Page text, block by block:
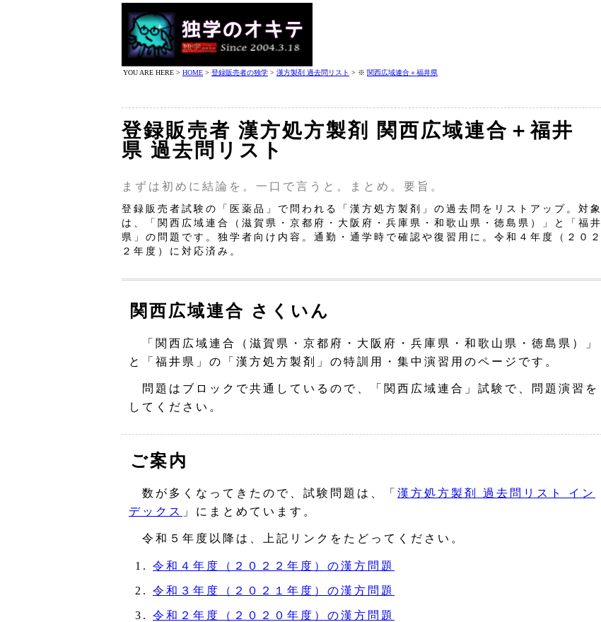
YOU ARE HERE > HOME > 登録販売者の独学 > 漢方製剤 過去問リスト > ※ 関西広域連合＋福井県
登録販売者 漢方処方製剤 関西広域連合＋福井
県 過去問リスト
まずは初めに結論を。一口で言うと。まとめ。要旨。
登録販売者試験の「医薬品」で問われる「漢方処方製剤」の過去問をリストアップ。対象
は、「関西広域連合（滋賀県・京都府・大阪府・兵庫県・和歌山県・徳島県）」と「福井
県」の問題です。独学者向け内容。通勤・通学時で確認や復習用に。令和４年度（２０２
２年度）に対応済み。
関西広域連合 さくいん
「関西広域連合（滋賀県・京都府・大阪府・兵庫県・和歌山県・徳島県）」
と「福井県」の「漢方処方製剤」の特訓用・集中演習用のページです。
問題はブロックで共通しているので、「関西広域連合」試験で、問題演習を
してください。
ご案内
数が多くなってきたので、試験問題は、「 漢方処方製剤 過去問リスト イン
デックス 」にまとめています。
令和５年度以降は、上記リンクをたどってください。
令和４年度（２０２２年度）の漢方問題
令和３年度（２０２１年度）の漢方問題
令和２年度（２０２０年度）の漢方問題